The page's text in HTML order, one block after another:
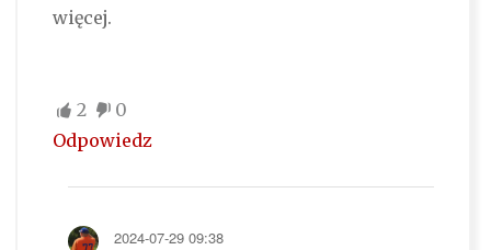
więcej.
2
0
Odpowiedz
2024-07-29 09:38